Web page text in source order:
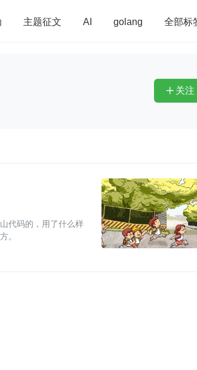
主题征文 AI golang 全部标
redis
 关注
代码的，用了什么样
。